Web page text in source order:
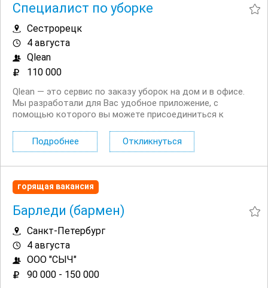
Специалист по уборке
Сестрорецк
4 августа
Qlean
110 000
Qlean — это сервис по заказу уборок на дом и в офисе.
Мы разработали для Вас удобное приложение, с
помощью которого вы можете присоединиться к
уборку: поддерживающая уборка: исполнитель моет и
убирает комнаты, кухню, коридор и санузлы, а...
Подробнее Откликнуться
горящая вакансия
Барледи (бармен)
Санкт-Петербург
4 августа
ООО "СЫЧ"
90 000 - 150 000